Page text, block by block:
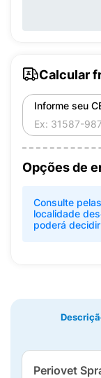
Calcular
Informe seu
Opções de
Consulte
localidade
poderá
Periovet